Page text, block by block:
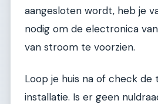
aangesloten wordt, heb je
nodig om de electronica
van stroom te voorzien.
Loop je huis na of check de
installatie. Is er geen